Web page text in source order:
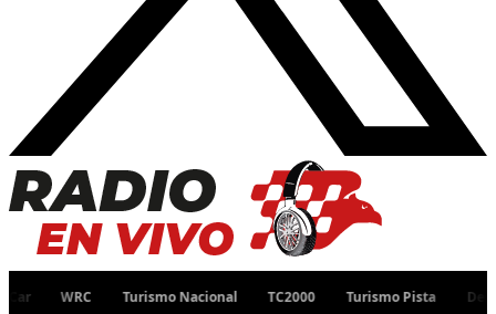
WRC Turismo Nacional TC2000 Turismo Pista Desafío Ruta